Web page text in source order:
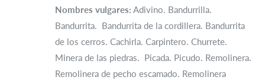
Nombres vulgares: Adivino. Bandurrilla.
Bandurrita. Bandurrita de la cordillera. Bandurrita
de los cerros. Cachirla. Carpintero. Churrete.
Minera de las piedras. Picada. Picudo. Remolinera.
Remolinera de pecho escamado. Remolinera